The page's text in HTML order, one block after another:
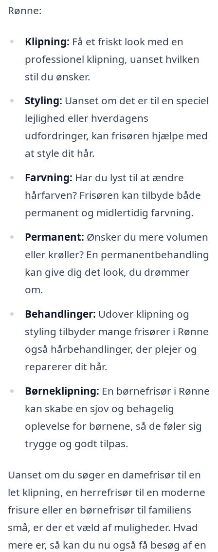
Rønne:
Klipning: Få et friskt look med en
professionel klipning, uanset hvilken
stil du ønsker.
Styling: Uanset om det er til en speciel
lejlighed eller hverdagens
udfordringer, kan frisøren hjælpe med
at style dit hår.
Farvning: Har du lyst til at ændre
hårfarven? Frisøren kan tilbyde både
permanent og midlertidig farvning.
Permanent: Ønsker du mere volumen
eller krøller? En permanentbehandling
kan give dig det look, du drømmer
om.
Behandlinger: Udover klipning og
styling tilbyder mange frisører i Rønne
også hårbehandlinger, der plejer og
reparerer dit hår.
Børneklipning: En børnefrisør i Rønne
kan skabe en sjov og behagelig
oplevelse for børnene, så de føler sig
trygge og godt tilpas.
Uanset om du søger en damefrisør til en
let klipning, en herrefrisør til en moderne
frisure eller en børnefrisør til familiens
små, er der et væld af muligheder. Hvad
mere er, så kan du nu også få besøg af en